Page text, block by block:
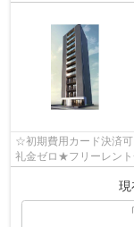
☆初期費用カード決済
礼金ゼロ★フリーレン
現